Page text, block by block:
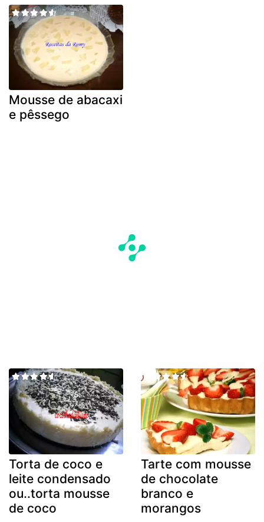
Mousse de abacaxi
e pêssego
Torta de coco e
leite condensado
ou..torta mousse
de coco
Tarte com mousse
de chocolate
branco e
morangos